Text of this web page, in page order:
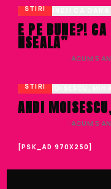
STIRI
E PE BUNE?!
NSEALA”
· ACUM 5
STIRI
ANDI
· ACUM 5
[PSK_AD 970X250]